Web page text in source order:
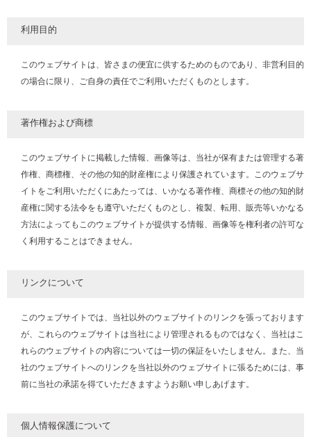
利用目的
このウェブサイトは、皆さまの便宜に供するためのものであり、非営利目的
の場合に限り、ご自身の責任でご利用いただくものとします。
著作権および商標
このウェブサイトに掲載した情報、画像等は、当社が保有または管理する著
作権、商標権、その他の知的財産権により保護されています。このウェブサ
イトをご利用いただくにあたっては、いかなる著作権、商標その他の知的財
産権に関する法令をも遵守いただくものとし、複製、転用、販売等いかなる
方法によってもこのウェブサイトが提供する情報、画像等を権利者の許可な
く利用することはできません。
リンクについて
このウェブサイトでは、当社以外のウェブサイトのリンクを張っております
が、これらのウェブサイトは当社により管理されるものではなく、当社はこ
れらのウェブサイトの内容については一切の保証をいたしません。また、当
社のウェブサイトへのリンクを当社以外のウェブサイトに張るためには、事
前に当社の承諾を得ていただきますようお願い申しあげます。
個人情報保護について